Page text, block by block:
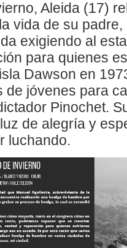
Aleida (17)
vida de su
exigiendo al
para quienes
Dawson en
de jóvenes para
Pinochet.
de alegría y
luchando.